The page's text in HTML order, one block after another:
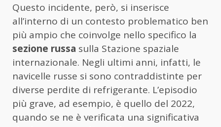
Questo incidente, però, si inserisce
all’interno di un contesto problematico ben
più ampio che coinvolge nello specifico la
sezione russa sulla Stazione spaziale
internazionale. Negli ultimi anni, infatti, le
navicelle russe si sono contraddistinte per
diverse perdite di refrigerante. L’episodio
più grave, ad esempio, è quello del 2022,
quando se ne è verificata una significativa